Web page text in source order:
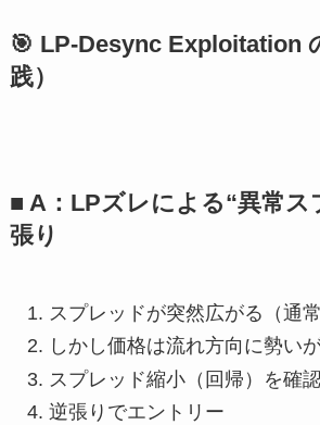
🎯 LP-Desync Exploitation
践）
■ A：LPズレによる“異常ス
張り
スプレッドが突然広がる（通
しかし価格は流れ方向に勢い
スプレッド縮小（回帰）を確
逆張りでエントリー